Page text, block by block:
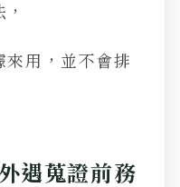
用，並不會排
遇蒐證前務